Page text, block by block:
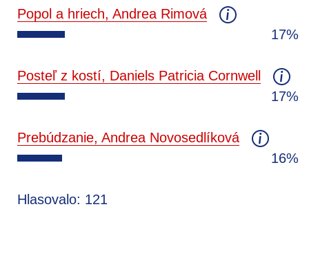
Popol a hriech, Andrea Rimová
17%
Posteľ z kostí, Daniels Patricia Cornwell
17%
Prebúdzanie, Andrea Novosedlíková
16%
Hlasovalo: 121